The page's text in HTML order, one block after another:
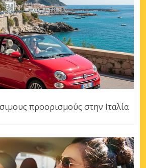
προορισμούς στην Ιταλία